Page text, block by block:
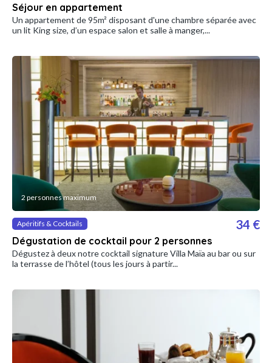
Séjour en appartement
Un appartement de 95m² disposant d'une chambre séparée avec
un lit King size, d’un espace salon et salle à manger,...
2 personnes maximum
Apéritifs & Cocktails
Dégustation de cocktail pour 2 personnes
34 €
Dégustez à deux notre cocktail signature Villa Maïa au bar ou sur
la terrasse de l’hôtel (tous les jours à partir...